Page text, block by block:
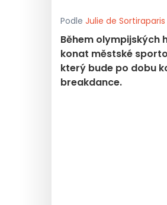
Podle Julie de Sortiraparis
Během olympijských
konat městské
který bude po dobu
breakdance.